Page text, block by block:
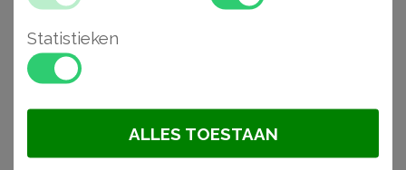
4,5 x 5 x 200 cm 5,9 x 4,4 x 200 cm
Statistieken
ALLES TOESTAAN